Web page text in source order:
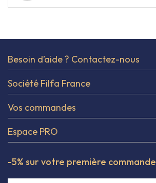
Besoin d’aide ? Contactez-nous
Société Filfa France
Vos commandes
Espace PRO
-5% sur votre première commande